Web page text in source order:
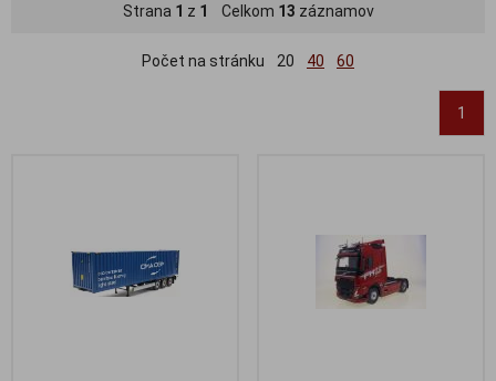
Strana 1 z 1 Celkom 13 záznamov
Počet na stránku 20 40 60
1